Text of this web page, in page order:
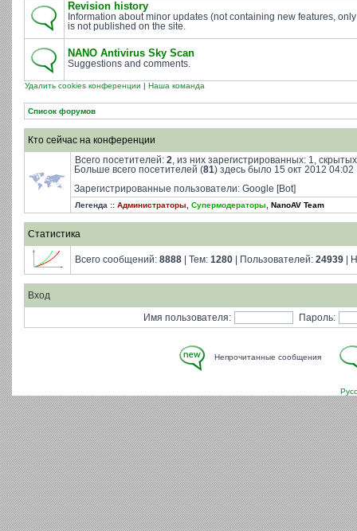
Revision history
Information about minor updates (not containing new features,
is not published on the site.
NANO Antivirus Sky Scan
Suggestions and comments.
Удалить cookies конференции | Наша команда
Список форумов
Кто сейчас на конференции
Всего посетителей: 2 , из них зарегистрированных: 1,
Больше всего посетителей (81) здесь было 15 окт 2012 04:02
Зарегистрированные пользователи: Google [Bot]
Легенда :: Администраторы Супермодераторы NanoAV Team
Статистика
Всего сообщений: 8888 | Тем: 1280 | Пользователей: 24939 |
Вход
Имя пользователя: Пароль:
Непрочитанные сообщения